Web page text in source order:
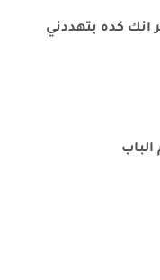
انك كده بتهددني